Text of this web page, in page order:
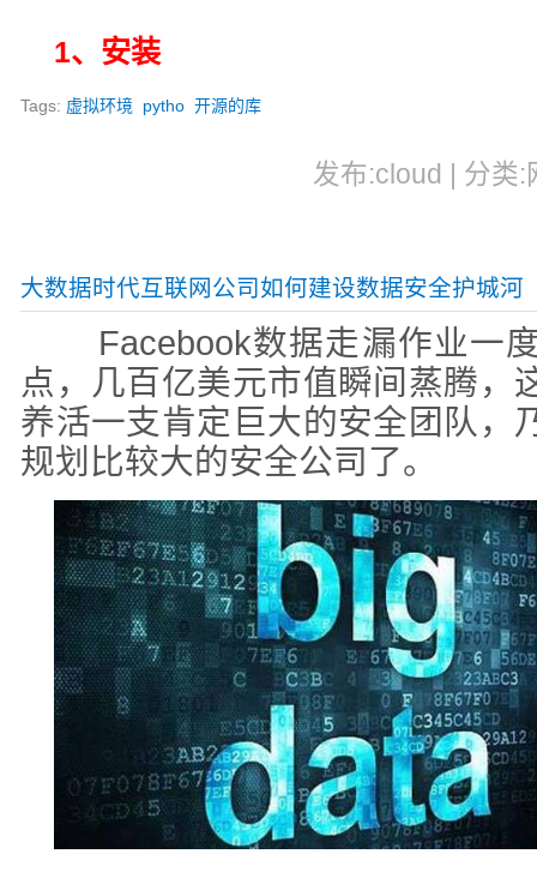
1、安装
Tags: 虚拟环境 pytho 开源的库
发布:cloud | 分类:
大数据时代互联网公司如何建设数据安全护城河
Facebook数据走漏作业一
点，几百亿美元市值瞬间蒸腾，
养活一支肯定巨大的安全团队，
规划比较大的安全公司了。